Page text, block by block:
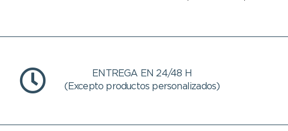
ENTREGA EN 24/48 H
(Excepto productos personalizados)